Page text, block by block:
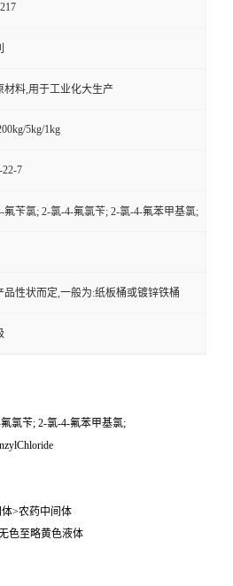
材料,用于工业化大生产
5kg/1kg
22-7
氟苄氯; 2-氯-4-氟氯苄; 2-氯-4-氟苯甲基氯;
品性状而定,一般为:纸板桶或镀锌铁桶
氯苄; 2-氯-4-氟苯甲基氯;
>农药中间体
色至略黄色液体